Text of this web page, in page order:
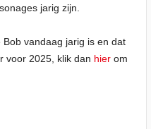
jarig zijn.
vandaag jarig is en dat
voor 2025, klik dan hierom